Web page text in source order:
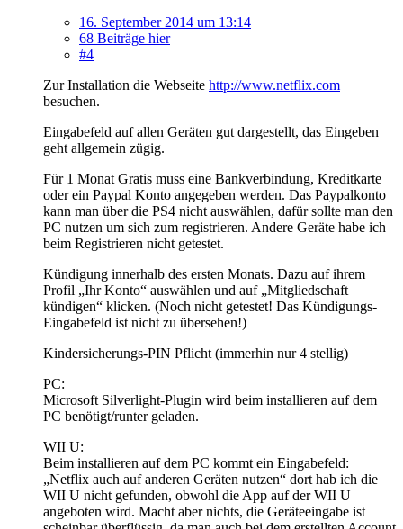
16. September 2014 um 13:14
68 Beiträge hier
#4
Zur Installation die Webseite http://www.netflix.com
besuchen.
Eingabefeld auf allen Geräten gut dargestellt, das Eingeben
geht allgemein zügig.
Für 1 Monat Gratis muss eine Bankverbindung, Kreditkarte
oder ein Paypal Konto angegeben werden. Das Paypalkonto
kann man über die PS4 nicht auswählen, dafür sollte man den
PC nutzen um sich zum registrieren. Andere Geräte habe ich
beim Registrieren nicht getestet.
Kündigung innerhalb des ersten Monats. Dazu auf ihrem
Profil „Ihr Konto“ auswählen und auf „Mitgliedschaft
kündigen“ klicken. (Noch nicht getestet! Das Kündigungs-
Eingabefeld ist nicht zu übersehen!)
Kindersicherungs-PIN Pflicht (immerhin nur 4 stellig)
PC:
Microsoft Silverlight-Plugin wird beim installieren auf dem
PC benötigt/runter geladen.
WII U:
Beim installieren auf dem PC kommt ein Eingabefeld:
„Netflix auch auf anderen Geräten nutzen“ dort hab ich die
WII U nicht gefunden, obwohl die App auf der WII U
angeboten wird. Macht aber nichts, die Geräteeingabe ist